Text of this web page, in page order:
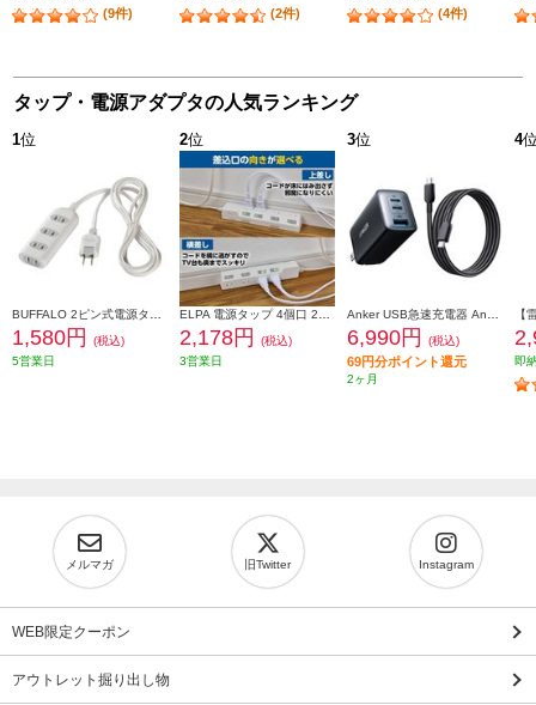
(9件) (2件) (4件)
タップ・電源アダプタの人気ランキング
1位
1,580円
(税込)
5営業日
2位
2,178円
(税込)
3営業日
3位
6,990円 (税込)
69円分ポイント還元
2ヶ月
4
即
メルマガ 旧Twitter Instagram
WEB限定クーポン
アウトレット掘り出し物